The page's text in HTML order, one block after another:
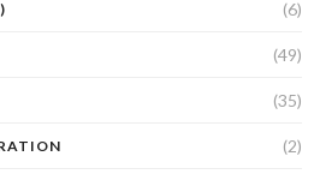
(6)
(49)
(35)
(2)